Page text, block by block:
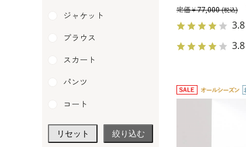
定価￥77,000 (税込)
3.8
3.8
ジャケット
ブラウス
スカート
パンツ
コート
リセット 絞り込む